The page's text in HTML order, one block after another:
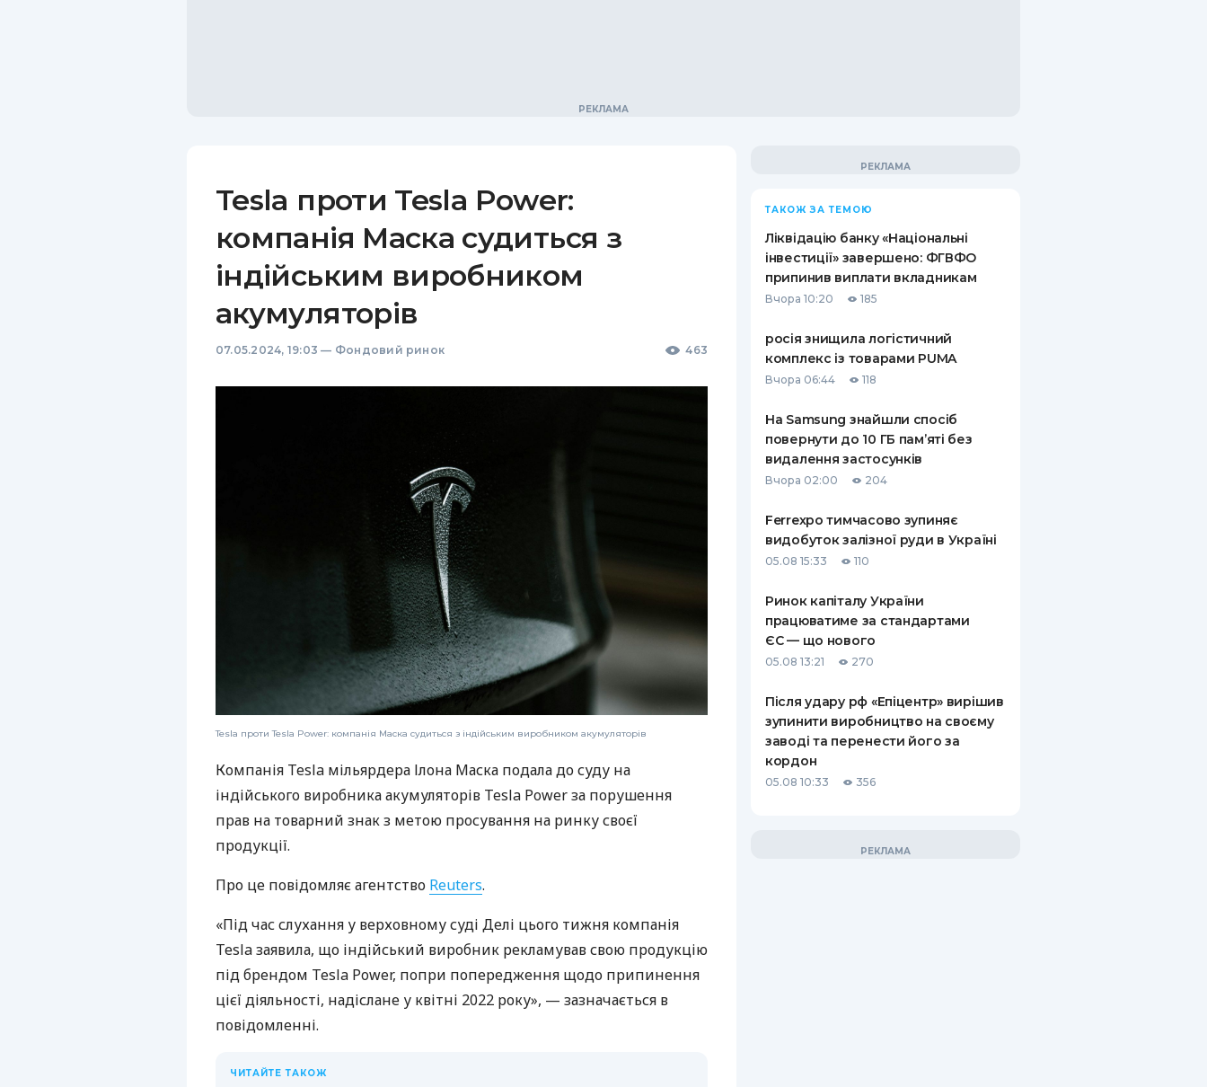
Tesla проти Tesla Power:
компанія Маска судиться з
індійським виробником
акумуляторів
07.05.2024, 19:03 — Фондовий ринок 463
Tesla проти Tesla Power: компанія Маска судиться з індійським виробником акумуляторів
Компанія Tesla мільярдера Ілона Маска подала до суду на
індійського виробника акумуляторів Tesla Power за порушення
прав на товарний знак з метою просування на ринку своєї
продукції.
Про це повідомляє агентство Reuters.
«Під час слухання у верховному суді Делі цього тижня компанія
Tesla заявила, що індійський виробник рекламував свою продукцію
під брендом Tesla Power, попри попередження щодо припинення
цієї діяльності, надіслане у квітні 2022 року», — зазначається в
повідомленні.
ЧИТАЙТЕ ТАКОЖ
ТАКОЖ ЗА ТЕМОЮ
Ліквідацію банку «Національні
інвестиції» завершено: ФГВФО
припинив виплати вкладникам
Вчора 10:20 185
росія знищила логістичний
комплекс із товарами PUMA
Вчора 06:44 118
На Samsung знайшли спосіб
повернути до 10 ГБ пам’яті без
видалення застосунків
Вчора 02:00 204
Ferrexpo тимчасово зупиняє
видобуток залізної руди в Україні
05.08 15:33 110
Ринок капіталу України
працюватиме за стандартами
ЄС — що нового
05.08 13:21 270
Після удару рф «Епіцентр» вирішив
зупинити виробництво на своєму
заводі та перенести його за
кордон
05.08 10:33 356